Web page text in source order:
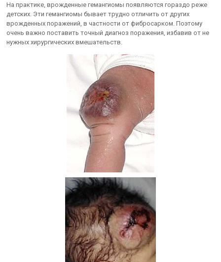
На практике, врожденные гемангиомы появляются гораздо реже
детских. Эти гемангиомы бывает трудно отличить от других
врожденных поражений, в частности от фибросарком. Поэтому
очень важно поставить точный диагноз поражения, избавив от не
нужных хирургических вмешательств.